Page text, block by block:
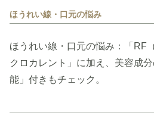
ほうれい線・口元の悩み
ほうれい線・口元の悩み：「RF
クロカレント」に加え、美容成
能」付きもチェック。